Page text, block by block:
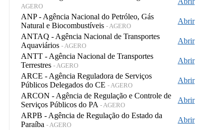
AGERO
ANP - Agência Nacional do Petróleo, Gás
Natural e Biocombustíveis - AGERO
Abrir
ANTAQ - Agência Nacional de Transportes
Aquaviários - AGERO
Abrir
ANTT - Agência Nacional de Transportes
Terrestres - AGERO
Abrir
ARCE - Agência Reguladora de Serviços
Públicos Delegados do CE - AGERO
Abrir
ARCON - Agência de Regulação e Controle de
Serviços Públicos do PA - AGERO
Abrir
ARPB - Agência de Regulação do Estado da
Paraíba - AGERO
Abrir